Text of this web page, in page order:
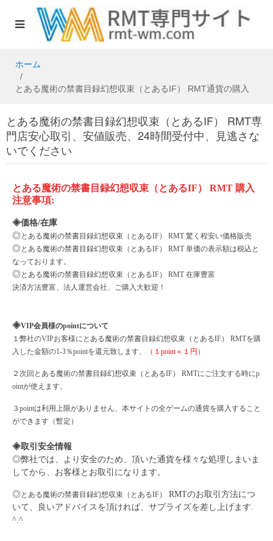
ホーム
とある魔術の禁書目録幻想収束（とあるIF） RMT通貨の購入
とある魔術の禁書目録幻想収束（とあるIF） RMT専
門店安心取引、安値販売、24時間受付中、見逃さな
いでください
とある魔術の禁書目録幻想収束（とあるIF） RMT 購入
注意事項:
◈価格/在庫
◎とある魔術の禁書目録幻想収束（とあるIF） RMT 驚く程安い価格販売
◎とある魔術の禁書目録幻想収束（とあるIF）
RMT 単価の表示額は税込と
なっております。
◎とある魔術の禁書目録幻想収束（とあるIF）
RMT 在庫豊富
決済方法豊富、法人運営会社、ご購入大歓迎！
◈VIP会員様のpointについて
１弊社のVIPお客様に とある魔術の禁書目録幻想収束（とあるIF）
RMTを購
入した金額の1-3％pointを還元致します、
（１ point＝１円）
２次回 とある魔術の禁書目録幻想収束（とあるIF）
RMTにご注文する時にp
ointが使えます。
３ pointは利用上限がありません、本サイトの全ゲームの通貨を購入すること
ができます（暫定）
◈取引安全情報
◎弊社では、より安全のため、頂いた通貨を様々な処理しまいま
してから、お客様とお取引になります。
◎とある魔術の禁書目録幻想収束（とあるIF）
RMTのお取引方法につ
いて、良いアドバイスを頂ければ、サプライズを差し上げます.
^.^